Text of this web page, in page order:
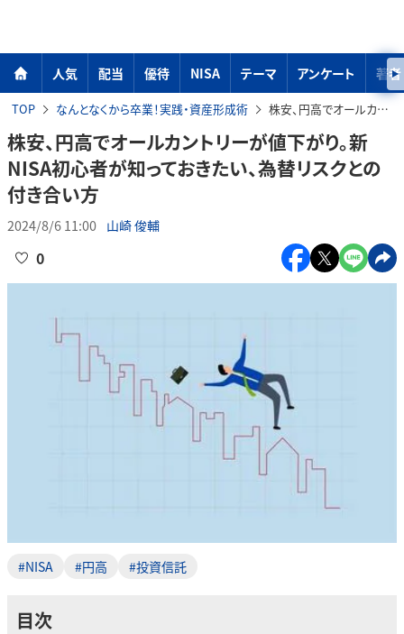
人気 配当 優待 NISA テーマ アンケート 著者
TOP なんとなくから卒業！実践・資産形成術 株安、円高でオールカントリーが値下がり。新NISA初心者が知っておきたい、為替リスクとの付き合い方
株安、円高でオールカントリーが値下がり。新
NISA初心者が知っておきたい、為替リスクとの
付き合い方
2024/8/6 11:00 山崎 俊輔
0
#NISA #円高 #投資信託
目次